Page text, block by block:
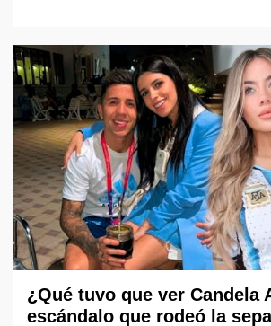
¿Qué tuvo que ver Candela
escándalo que rodeó la